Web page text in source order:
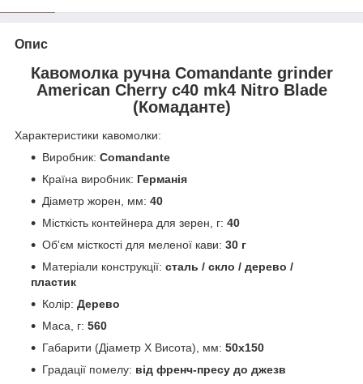
Опис
Кавомолка ручна Comandante grinder
American Cherry c40 mk4 Nitro Blade
(Комаданте)
Характеристики кавомолки:
Виробник: Comandante
Країна виробник: Германія
Діаметр жорен, мм: 40
Місткість контейнера для зерен, г: 40
Об'єм місткості для меленої кави: 30 г
Матеріали конструкції: сталь / скло / дерево /
пластик
Колір: Дерево
Маса, г: 560
Габарити (Діаметр Х Висота), мм: 50x150
Градації помелу: від френч-пресу до джезв